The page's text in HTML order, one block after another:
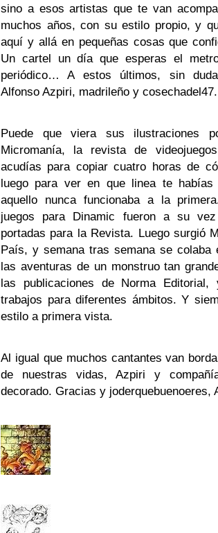
sino a esos artistas que te van
muchos años, con su estilo propio, y
aquí y allá en pequeñas cosas que
Un cartel un día que esperas el
periódico… A estos últimos, sin
Alfonso Azpiri, madrileño y cosechadel47.
Puede que viera sus ilustraciones
Micromanía, la revista de
acudías para copiar cuatro horas de
luego para ver en que linea te habías
aquello nunca funcionaba a la
juegos para Dinamic fueron a su
portadas para la Revista. Luego surgió
País, y semana tras semana se colaba
las aventuras de un monstruo tan
las publicaciones de Norma
trabajos para diferentes ámbitos. Y
estilo a primera vista.
Al igual que muchos cantantes van
de nuestras vidas, Azpiri y
decorado. Gracias y joderquebuenoeres,